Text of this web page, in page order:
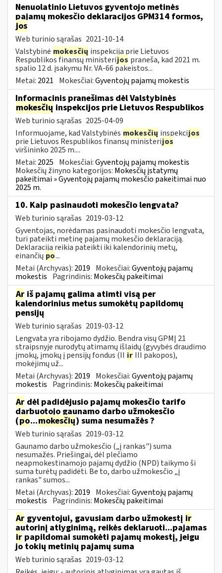
Nenuolatinio Lietuvos gyventojo metinės
pajamų mokesčio deklaracijos GPM314 formos,
jos
Web turinio sąrašas 2021-10-14
Valstybinė mokesčių inspekcija prie Lietuvos
Respublikos finansų ministerijos praneša, kad 2021 m.
spalio 12 d. įsakymu Nr. VA-66 pakeistos...
Metai: 2021 Mokesčiai:Gyventojų pajamų mokestis
Informacinis pranešimas dėl Valstybinės
mokesčių inspekcijos prie Lietuvos Respublikos
Web turinio sąrašas 2025-04-09
Informuojame, kad Valstybinės mokesčių inspekcijos
prie Lietuvos Respublikos finansų ministerijos
viršininko 2025 m....
Metai: 2025 Mokesčiai:Gyventojų pajamų mokestis
Mokesčių žinyno kategorijos: Mokesčių įstatymų
pakeitimai » Gyventojų pajamų mokesčio pakeitimai nuo
2025 m.
10. Kaip pasinaudoti mokesčio lengvata?
Web turinio sąrašas 2019-03-12
Gyventojas, norėdamas pasinaudoti mokesčio lengvata,
turi pateikti metinę pajamų mokesčio deklaraciją.
Deklaraciją reikia pateikti iki kalendorinių metų,
einančių po...
Metai (Archyvas): 2019 Mokesčiai:Gyventojų pajamų
mokestis Pagrindinis: Mokesčių pakeitimai
Ar iš pajamų galima atimti visą per
kalendorinius metus sumokėtų papildomų
pensijų
Web turinio sąrašas 2019-03-12
Lengvata yra ribojamo dydžio. Bendra visų GPMĮ 21
straipsnyje nurodytų atimamų išlaidų (gyvybės draudimo
įmokų, įmokų į pensijų fondus (II ir III pakopos),
mokėjimų už...
Metai (Archyvas): 2019 Mokesčiai:Gyventojų pajamų
mokestis Pagrindinis: Mokesčių pakeitimai
Ar dėl padidėjusio pajamų mokesčio tarifo
darbuotojo gaunamo darbo užmokesčio
(po...mokesčių) suma nesumažės ?
Web turinio sąrašas 2019-03-12
Gaunamo darbo užmokesčio („į rankas") suma
nesumažės. Priešingai, dėl plečiamo
neapmokestinamojo pajamų dydžio (NPD) taikymo ši
suma turėtų padidėti. Be to, darbo užmokesčio „į
rankas" sumos...
Metai (Archyvas): 2019 Mokesčiai:Gyventojų pajamų
mokestis Pagrindinis: Mokesčių pakeitimai
Ar gyventojui, gavusiam darbo užmokestį ir
autorinį atlyginimą, reikės deklaruoti...pajamas
ir papildomai sumokėti pajamų mokestį, jeigu
jo tokių metinių pajamų suma
Web turinio sąrašas 2019-03-12